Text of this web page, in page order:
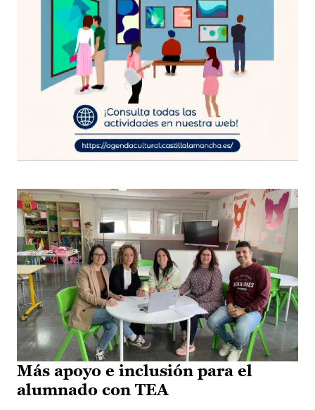
Más apoyo e inclusión para el
alumnado con TEA